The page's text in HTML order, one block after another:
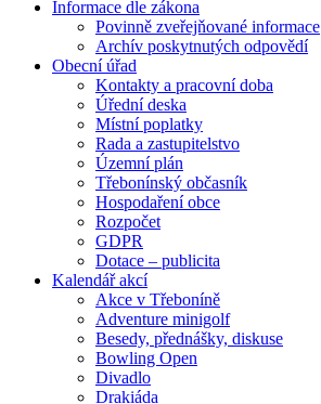
Informace dle zákona
Povinně zveřejňované informace
Archív poskytnutých odpovědí
Obecní úřad
Kontakty a pracovní doba
Úřední deska
Místní poplatky
Rada a zastupitelstvo
Územní plán
Třebonínský občasník
Hospodaření obce
Rozpočet
GDPR
Dotace – publicita
Kalendář akcí
Akce v Třeboníně
Adventure minigolf
Besedy, přednášky, diskuse
Bowling Open
Divadlo
Drakiáda